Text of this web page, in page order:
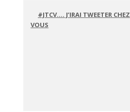
#JTCV…. J’IRAI TWEETER CHEZ
VOUS